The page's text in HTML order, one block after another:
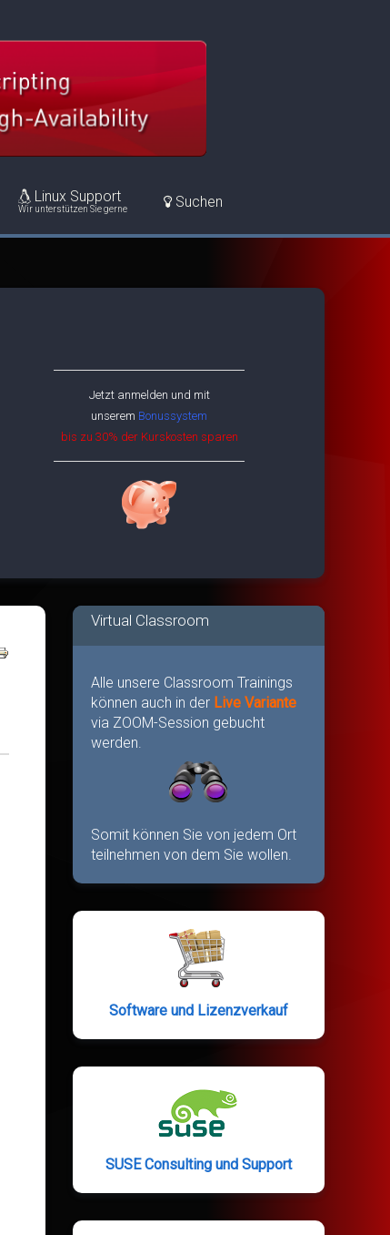
Linux Support
Wir unterstützen Sie gerne Suchen
Jetzt anmelden und mit
unserem Bonussystem
bis zu 30% der Kurskosten sparen
Virtual Classroom
Alle unsere Classroom Trainings
können auch in der Live Variante
via ZOOM-Session gebucht
werden.
Somit können Sie von jedem Ort
teilnehmen von dem Sie wollen.
Software und Lizenzverkauf
SUSE Consulting und Support